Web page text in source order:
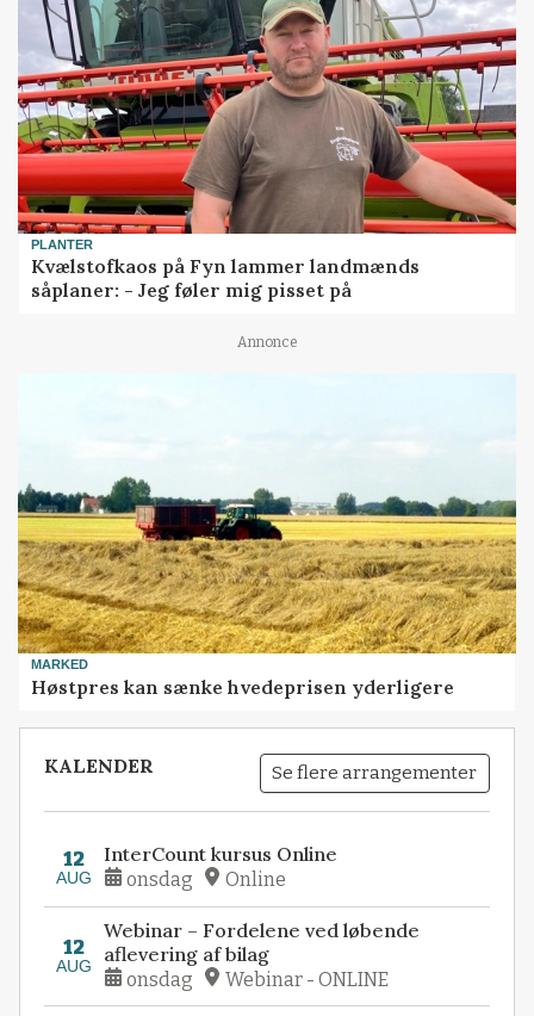
PLANTER
Kvælstofkaos på Fyn lammer landmænds
såplaner: - Jeg føler mig pisset på
Annonce
MARKED
Høstpres kan sænke hvedeprisen yderligere
KALENDER Se flere arrangementer
12
AUG
InterCount kursus Online
onsdag Online
12
AUG
Webinar – Fordelene ved løbende
aflevering af bilag
onsdag Webinar - ONLINE